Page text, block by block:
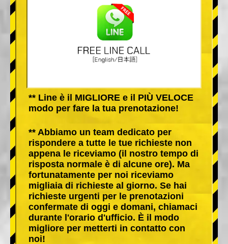
** Line è il MIGLIORE e il PIÙ VELOCE
modo per fare la tua prenotazione!
** Abbiamo un team dedicato per
rispondere a tutte le tue richieste non
appena le riceviamo (il nostro tempo di
risposta normale è di alcune ore). Ma
fortunatamente per noi riceviamo
migliaia di richieste al giorno. Se hai
richieste urgenti per le prenotazioni
confermate di oggi e domani, chiamaci
durante l'orario d'ufficio. È il modo
migliore per metterti in contatto con
noi!